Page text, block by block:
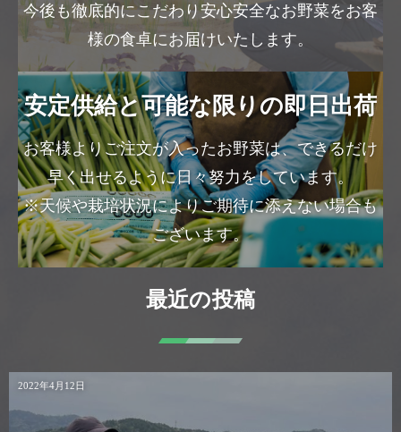
今後も徹底的にこだわり安心安全なお野菜をお客
様の食卓にお届けいたします。
安定供給と可能な限りの即日出荷
お客様よりご注文が入ったお野菜は、できるだけ
早く出せるように日々努力をしています。
※天候や栽培状況によりご期待に添えない場合も
ございます。
最近の投稿
2022年4月12日